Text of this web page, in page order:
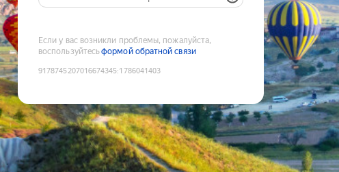
Если у вас возникли проблемы, пожалуйста,
воспользуйтесьформой обратной связи
9178745207016674345:1786041403